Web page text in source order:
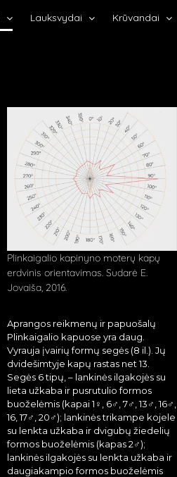
Lauksvydai Krūvandai
Plinkaigalio kapinyno moterų kapų
erdvinis orientavimas. Sudarė E.
Jovaiša, 2016.
Aprangos reikmenų ir papuošalų
Plinkaigalio kapuose yra daug.
Vyrauja įvairių formų segės (8 il.). Jų
dvidešimtyje kapų rastas net 13.
Segės 6 tipų, – lankinės ilgakojės su
lieta užkaba ir pusrutulio formos
buoželėmis (kapai 1♀, 6♂, 7♂, 13♂, 16♂,
16, 17♂, 20♂); lankinės trikampe kojele
su lenkta užkaba ir dvigubų žiedelių
formos buoželėmis (kapas 2♂);
lankinės ilgakojės su lenkta užkaba ir
daugiakampio formos buoželėmis